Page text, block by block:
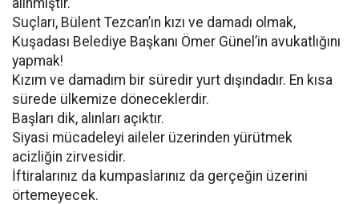
alınmıştır.
Suçları, Bülent Tezcan’ın kızı ve damadı olmak,
Kuşadası Belediye Başkanı Ömer Günel’in avukatlığını
yapmak!
Kızım ve damadım bir süredir yurt dışındadır. En kısa
sürede ülkemize döneceklerdir.
Başları dik, alınları açıktır.
Siyasi mücadeleyi aileler üzerinden yürütmek
acizliğin zirvesidir.
İftiralarınız da kumpaslarınız da gerçeğin üzerini
örtemeyecek.